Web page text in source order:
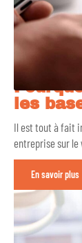
les
Il est tout à fait
entreprise sur le
En savoir plus